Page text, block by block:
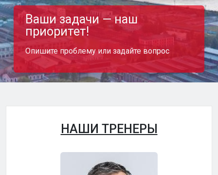
Ваши задачи — наш
приоритет!
Опишите проблему или задайте вопрос
НАШИ ТРЕНЕРЫ